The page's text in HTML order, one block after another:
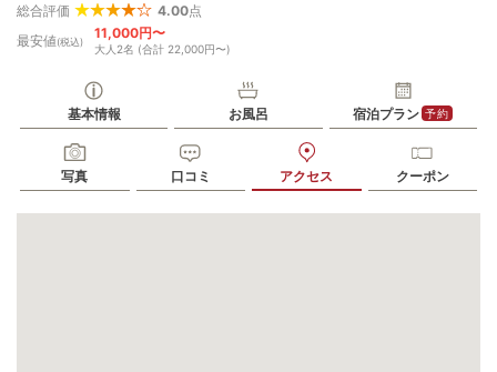
総合評価 4.00点
最安値(税込)
11,000円〜
大人2名 (合計 22,000円〜)
基本情報 お風呂 宿泊プラン 予約
写真 口コミ アクセス クーポン